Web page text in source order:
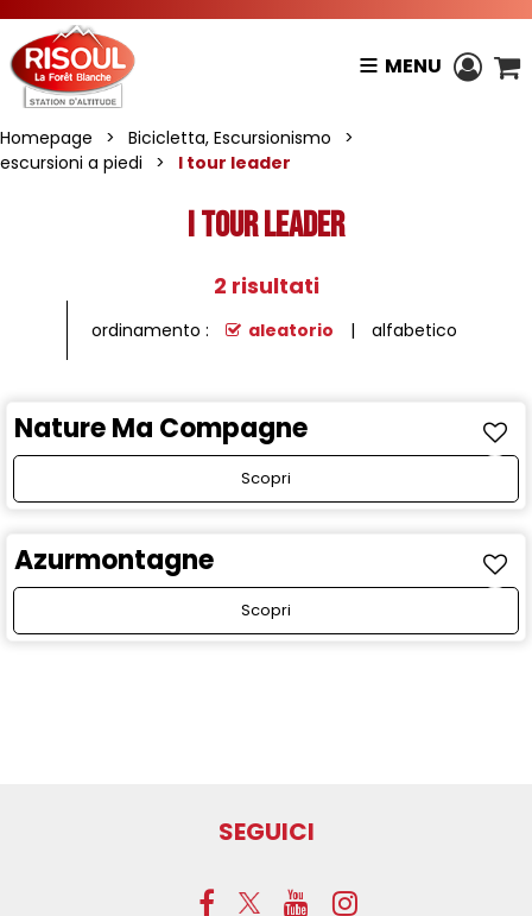
MENU
Homepage > Bicicletta, Escursionismo
>
escursioni a piedi
> I tour leader
I tour leader
2 risultati
ordinamento : aleatorio alfabetico
Nature Ma Compagne
Scopri
Azurmontagne
Scopri
SEGUICI